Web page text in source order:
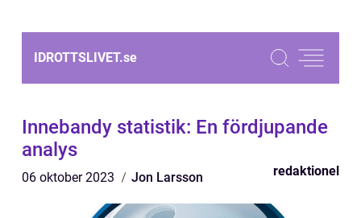
IDROTTSLIVET.se
Innebandy statistik: En fördjupande
analys
06 oktober 2023 Jon Larsson redaktionel